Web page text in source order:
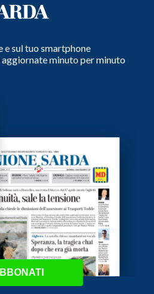
e sul tuo smartphone
minuto per minuto